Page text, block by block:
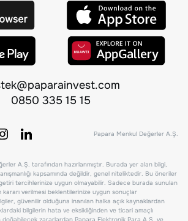
0850 335 15 15
Papara Menkul Değerler A.Ş.
A.Ş. tarafından hazırlanmıştır. Burada yer alan bilgi,
kapsamında değildir, genel niteliktedir. Bu öneriler
tercihlerinize uygun olmayabilir. Sadece burada sunulan
kararı verilmesi beklentilerinize uygun sonuçlar
güvenilir olduğuna inanılan halka açık kaynaklardan
bilgilerin hata ve eksikliğinden ve ticari amaçlı
doğabilecek zararlardan Papara Elektronik Para A.Ş. ve